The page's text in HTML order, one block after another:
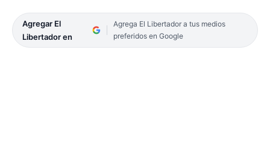
Agregar El
Libertador en
Agrega El Libertador a tus medios
preferidos en Google